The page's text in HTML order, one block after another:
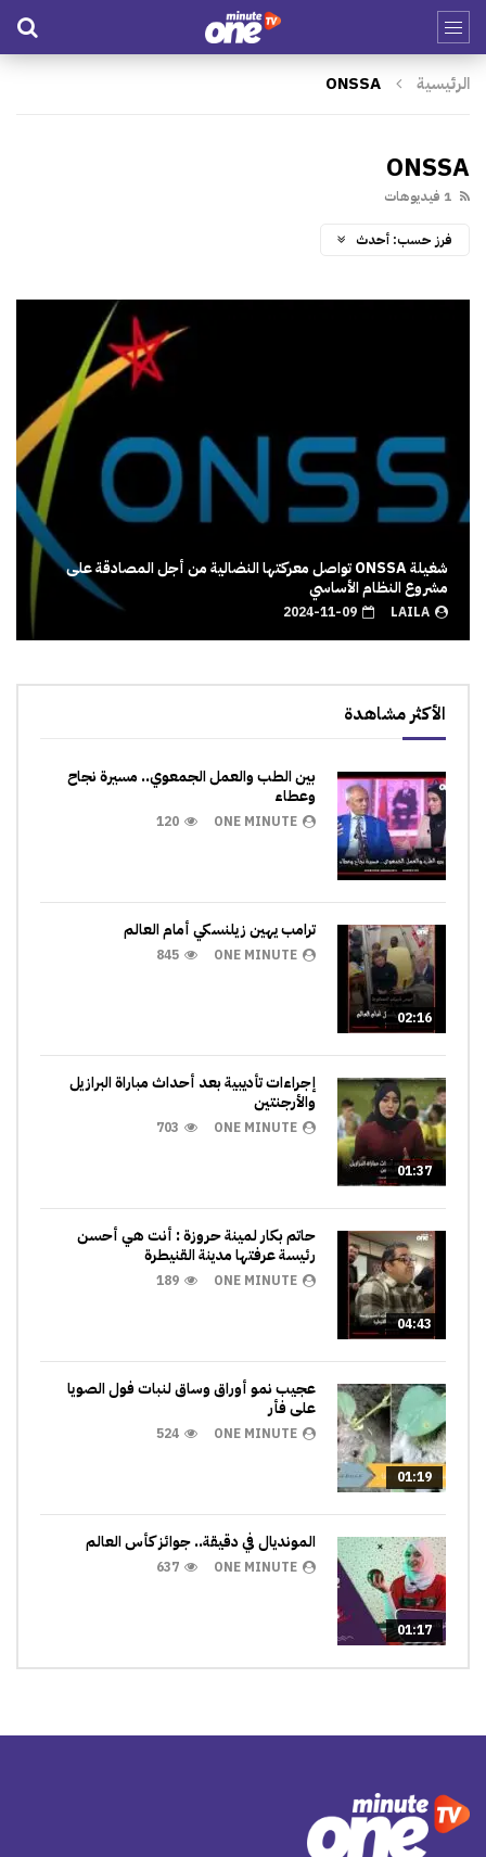
الرئيسية ONSSA
ONSSA
1 فيديوهات
فرز حسب: أحدث
شغيلة ONSSA تواصل معركتها النضالية من أجل المصادقة على
مشروع النظام الأساسي
LAILA
2024-11-09
الأكثر مشاهدة
بين الطب والعمل الجمعوي.. مسيرة نجاح
وعطاء
ONE MINUTE
120
02:16
ترامب يهين زيلنسكي أمام العالم
ONE MINUTE
845
01:37
إجراءات تأديبية بعد أحداث مباراة البرازيل
والأرجنتين
ONE MINUTE
703
04:43
حاتم بكار لمينة حروزة : أنت هي أحسن
رئيسة عرفتها مدينة القنيطرة
ONE MINUTE
189
01:19
عجيب نمو أوراق وساق لنبات فول الصويا
على فأر
ONE MINUTE
524
01:17
المونديال في دقيقة.. جوائز كأس العالم
ONE MINUTE
637